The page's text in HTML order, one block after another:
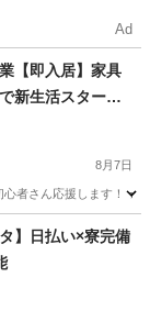
Ad
【即入居】家具
新生活スタート
8月7日
応援します！
】日払い×寮完備